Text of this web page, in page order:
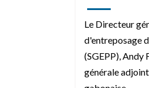
Le Directeur
d'entreposage
(SGEPP),
générale